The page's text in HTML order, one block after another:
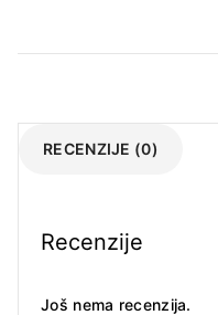
RECENZIJE (0)
Recenzije
Još nema recenzija.